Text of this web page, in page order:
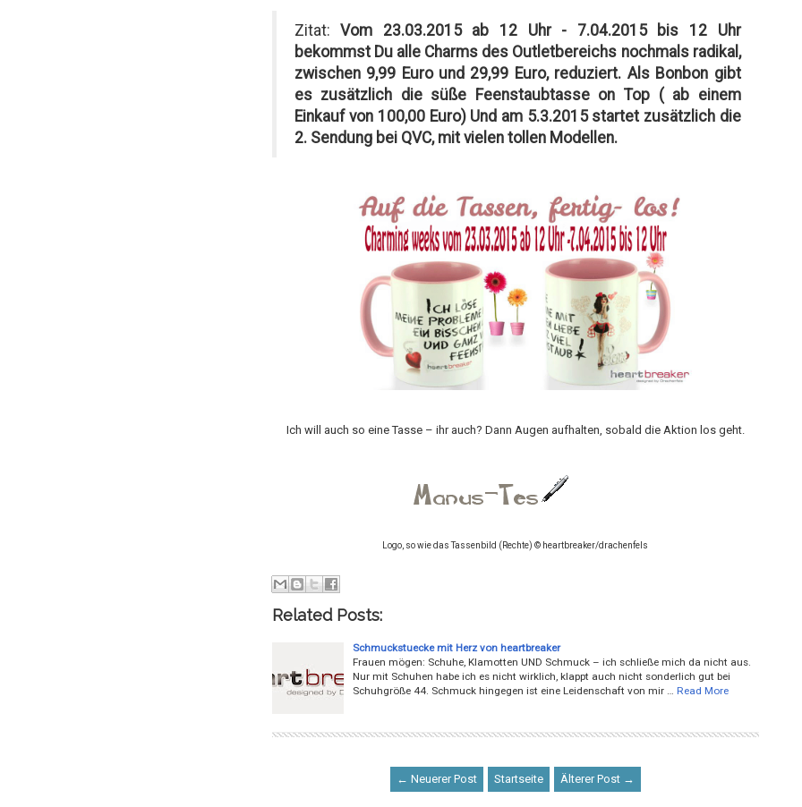
Zitat:Vom 23.03.2015 ab 12 Uhr - 7.04.2015 bis 12 Uhr
bekommst Du alle Charms des Outletbereichs nochmals radikal,
zwischen 9,99 Euro und 29,99 Euro, reduziert. Als Bonbon gibt
es zusätzlich die süße Feenstaubtasse on Top ( ab einem
Einkauf von 100,00 Euro) Und am 5.3.2015 startet zusätzlich die
2. Sendung bei QVC, mit vielen tollen Modellen.
Ich will auch so eine Tasse – ihr auch? Dann Augen aufhalten, sobald die Aktion los geht.
Logo, so wie das Tassenbild (Rechte)© heartbreaker/drachenfels
Related Posts:
Schmuckstuecke mit Herz von heartbreaker
Frauen mögen: Schuhe, Klamotten UND Schmuck – ich schließe mich da nicht aus.
Nur mit Schuhen habe ich es nicht wirklich, klappt auch nicht sonderlich gut bei
Schuhgröße 44. Schmuck hingegen ist eine Leidenschaft von mir …
Read More
← Neuerer Post Startseite Älterer Post →